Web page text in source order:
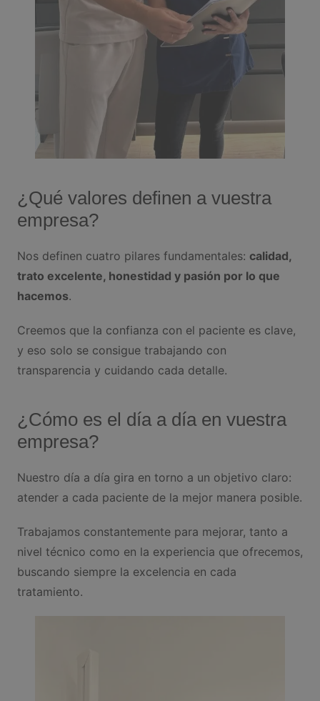
¿Qué valores definen a vuestra
empresa?
Nos definen cuatro pilares fundamentales: calidad,
trato excelente, honestidad y pasión por lo que
hacemos.
Creemos que la confianza con el paciente es clave,
y eso solo se consigue trabajando con
transparencia y cuidando cada detalle.
¿Cómo es el día a día en vuestra
empresa?
Nuestro día a día gira en torno a un objetivo claro:
atender a cada paciente de la mejor manera posible.
Trabajamos constantemente para mejorar, tanto a
nivel técnico como en la experiencia que ofrecemos,
buscando siempre la excelencia en cada
tratamiento.